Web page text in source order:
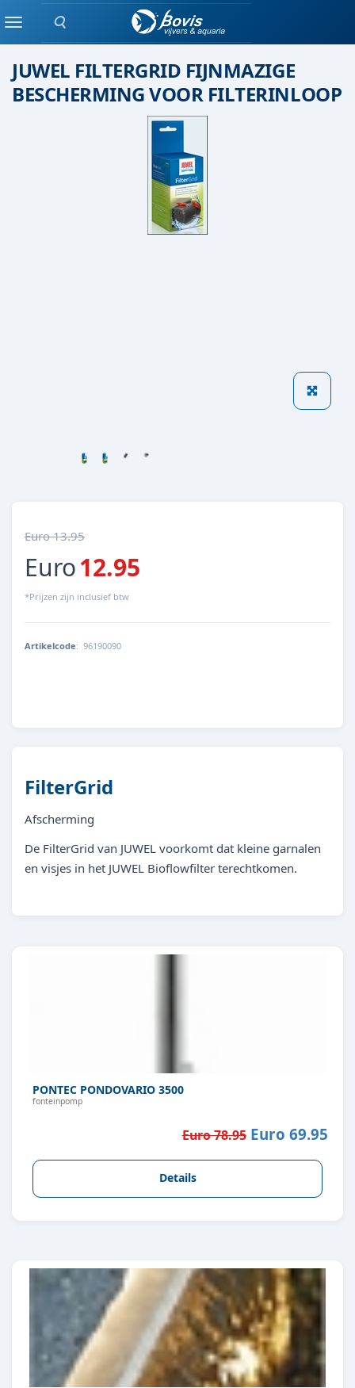
Zoeken
Menu
JUWEL FILTERGRID FIJNMAZIGE
BESCHERMING VOOR FILTERINLOOP
Euro 13.95
Euro12.95
*Prijzen zijn inclusief btw
Artikelcode: 96190090
FilterGrid
Afscherming
De FilterGrid van JUWEL voorkomt dat kleine garnalen
en visjes in het JUWEL Bioflowfilter terechtkomen.
PONTEC PONDOVARIO 3500
fonteinpomp
Euro 78.95Euro 69.95
Details